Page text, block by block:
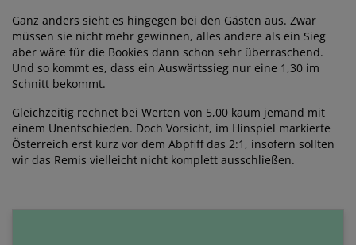
Ganz anders sieht es hingegen bei den Gästen aus. Zwar
müssen sie nicht mehr gewinnen, alles andere als ein Sieg
aber wäre für die Bookies dann schon sehr überraschend.
Und so kommt es, dass ein Auswärtssieg nur eine 1,30 im
Schnitt bekommt.
Gleichzeitig rechnet bei Werten von 5,00 kaum jemand mit
einem Unentschieden. Doch Vorsicht, im Hinspiel markierte
Österreich erst kurz vor dem Abpfiff das 2:1, insofern sollten
wir das Remis vielleicht nicht komplett ausschließen.